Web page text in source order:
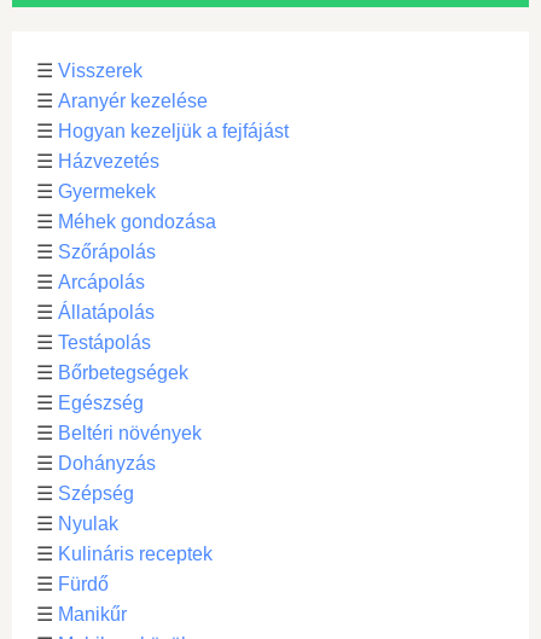
☰ Visszerek
☰ Aranyér kezelése
☰ Hogyan kezeljük a fejfájást
☰ Házvezetés
☰ Gyermekek
☰ Méhek gondozása
☰ Szőrápolás
☰ Arcápolás
☰ Állatápolás
☰ Testápolás
☰ Bőrbetegségek
☰ Egészség
☰ Beltéri növények
☰ Dohányzás
☰ Szépség
☰ Nyulak
☰ Kulináris receptek
☰ Fürdő
☰ Manikűr